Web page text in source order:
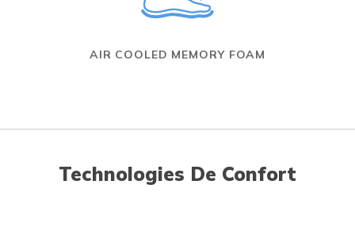
AIR COOLED MEMORY FOAM
Technologies De Confort